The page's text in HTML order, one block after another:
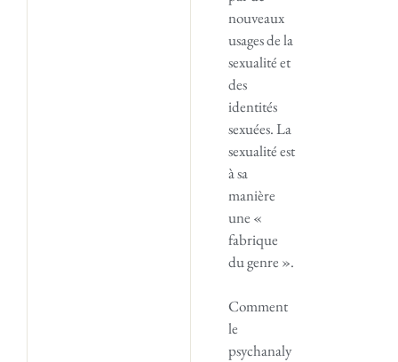
nouveaux
usages de la
sexualité et
des
identités
sexuées. La
sexualité est
à sa
manière
une «
fabrique
du genre ».
Comment
le
psychanaly